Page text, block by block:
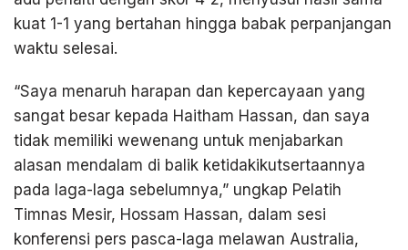
kuat 1-1 yang bertahan hingga babak perpanjangan
waktu selesai.
“Saya menaruh harapan dan kepercayaan yang
sangat besar kepada Haitham Hassan, dan saya
tidak memiliki wewenang untuk menjabarkan
alasan mendalam di balik ketidakikutsertaannya
pada laga-laga sebelumnya,” ungkap Pelatih
Timnas Mesir, Hossam Hassan, dalam sesi
konferensi pers pasca-laga melawan Australia,